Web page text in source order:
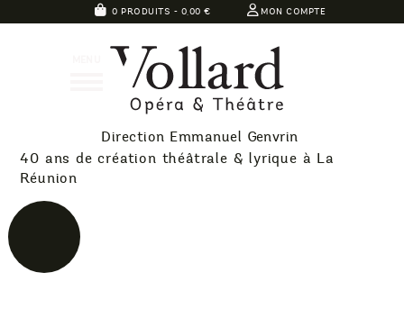
MON COMPTE
0 PRODUITS - 0,00€
Théatre
Vollard
Direction Emmanuel Genvrin
40 ans de création théâtrale & lyrique à La
Réunion